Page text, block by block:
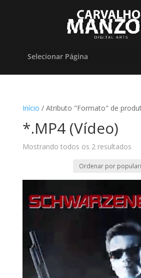
Selecionar Página
Início / Atributo "Formato" de
*.MP4 (Vídeo)
Mostrando todos os 2 resultados